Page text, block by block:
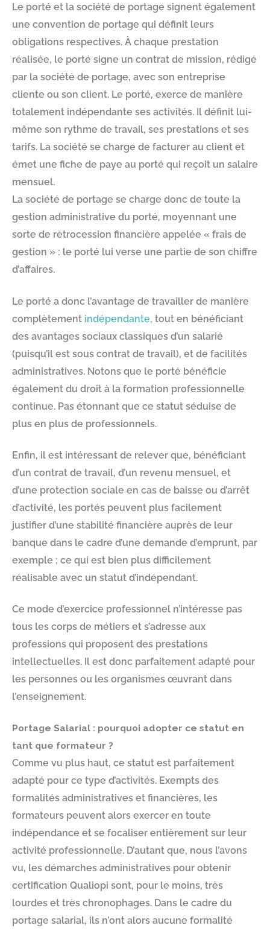
Le porté et la société de portage signent également
une convention de portage qui définit leurs
obligations respectives. À chaque prestation
réalisée, le porté signe un contrat de mission, rédigé
par la société de portage, avec son entreprise
cliente ou son client. Le porté, exerce de manière
totalement indépendante ses activités. Il définit lui-
même son rythme de travail, ses prestations et ses
tarifs. La société se charge de facturer au client et
émet une fiche de paye au porté qui reçoit un salaire
mensuel.
La société de portage se charge donc de toute la
gestion administrative du porté, moyennant une
sorte de rétrocession financière appelée « frais de
gestion » : le porté lui verse une partie de son chiffre
d’affaires.
Le porté a donc l’avantage de travailler de manière
complètement indépendante, tout en bénéficiant
des avantages sociaux classiques d’un salarié
(puisqu’il est sous contrat de travail), et de facilités
administratives. Notons que le porté bénéficie
également du droit à la formation professionnelle
continue. Pas étonnant que ce statut séduise de
plus en plus de professionnels.
Enfin, il est intéressant de relever que, bénéficiant
d’un contrat de travail, d’un revenu mensuel, et
d’une protection sociale en cas de baisse ou d’arrêt
d’activité, les portés peuvent plus facilement
justifier d’une stabilité financière auprès de leur
banque dans le cadre d’une demande d’emprunt, par
exemple ; ce qui est bien plus difficilement
réalisable avec un statut d’indépendant.
Ce mode d’exercice professionnel n’intéresse pas
tous les corps de métiers et s’adresse aux
professions qui proposent des prestations
intellectuelles. Il est donc parfaitement adapté pour
les personnes ou les organismes œuvrant dans
l’enseignement.
Portage Salarial : pourquoi adopter ce statut en
tant que formateur ?
Comme vu plus haut, ce statut est parfaitement
adapté pour ce type d’activités. Exempts des
formalités administratives et financières, les
formateurs peuvent alors exercer en toute
indépendance et se focaliser entièrement sur leur
activité professionnelle. D’autant que, nous l’avons
vu, les démarches administratives pour obtenir
certification Qualiopi sont, pour le moins, très
lourdes et très chronophages. Dans le cadre du
portage salarial, ils n’ont alors aucune formalité